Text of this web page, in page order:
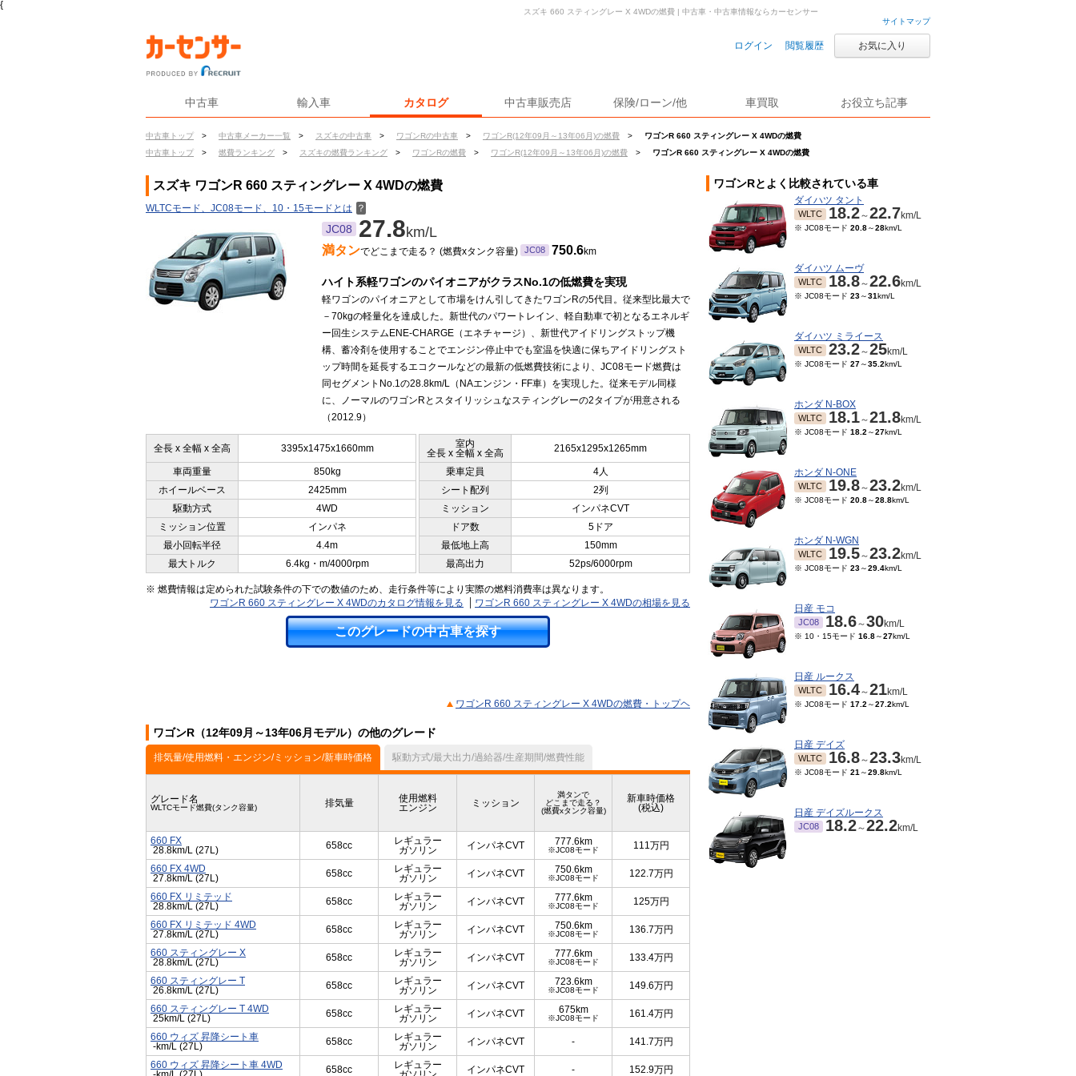
{
サイトマップ
ログイン 閲覧履歴 お気に入り
中古車 輸入車 カタログ 中古車販売店 保険/ローン/他 車買取 お役立ち記事
中古車トップ > 中古車メーカー一覧 > スズキの中古車 > ワゴンRの中古車 > ワゴンR(12年09月～13年06月)の燃費 >
ワゴンR 660 スティングレー X 4WDの燃費
中古車トップ
> 燃費ランキング > スズキの燃費ランキング > ワゴンRの燃費 > ワゴンR(12年09月～13年06月)の燃費 > ワゴンR 660 スティングレー X 4WDの燃費
スズキ 660 スティングレー X 4WDの燃費 | 中古車・中古車情報ならカーセンサー
スズキ ワゴンR 660 スティングレー X 4WDの燃費
WLTCモード、JC08モード、10・15モードとは ？
JC08 27.8km/L
満タンでどこまで走る？ (燃費xタンク容量) JC08 750.6km
ハイト系軽ワゴンのパイオニアがクラスNo.1の低燃費を実現
軽ワゴンのパイオニアとして市場をけん引してきたワゴンRの5代目。従来型比最大で
－70kgの軽量化を達成した。新世代のパワートレイン、軽自動車で初となるエネルギ
ー回生システムENE-CHARGE（エネチャージ）、新世代アイドリングストップ機
構、蓄冷剤を使用することでエンジン停止中でも室温を快適に保ちアイドリングスト
ップ時間を延長するエコクールなどの最新の低燃費技術により、JC08モード燃費は
同セグメントNo.1の28.8km/L（NAエンジン・FF車）を実現した。従来モデル同様
に、ノーマルのワゴンRとスタイリッシュなスティングレーの2タイプが用意される
（2012.9）
全長 x 全幅 x 全高 3395x1475x1660mm
室内
全長 x 全幅 x 全高
2165x1295x1265mm
車両重量 850kg 乗車定員
4人
ホイールベース
2425mm シート配列
2列
駆動方式
4WD ミッション
インパネCVT
ミッション位置
インパネ ドア数
5ドア
最小回転半径
4.4m 最低地上高
150mm
最大トルク
6.4kg・m/4000rpm 最高出力 52ps/6000rpm
※ 燃費情報は定められた試験条件の下での数値のため、走行条件等により実際の燃料消費率は異なります。
ワゴンR 660 スティングレー X 4WDのカタログ情報を見る
ワゴンR 660 スティングレー X 4WDの相場を見る
このグレードの中古車を探す
ワゴンR 660 スティングレー X 4WDの燃費・トップヘ
ワゴンR（12年09月～13年06月モデル）の他のグレード
排気量/使用燃料・エンジン/ミッション/新車時価格 駆動方式/最大出力/過給器/生産期間/燃費性能
グレード名
WLTCモード燃費(タンク容量) 排気量
使用燃料
エンジン
ミッション
満タンで
どこまで走る？
(燃費xタンク容量)
新車時価格
(税込)
660 FX
28.8km/L (27L)
658cc
レギュラー
ガソリン
インパネCVT 777.6km
※JC08モード 111万円
660 FX 4WD
27.8km/L (27L)
658cc
レギュラー
ガソリン
インパネCVT 750.6km
※JC08モード 122.7万円
660 FX リミテッド
28.8km/L (27L)
658cc
レギュラー
ガソリン
インパネCVT 777.6km
※JC08モード 125万円
660 FX リミテッド 4WD
27.8km/L (27L)
658cc
レギュラー
ガソリン
インパネCVT 750.6km
※JC08モード 136.7万円
660 スティングレー X
28.8km/L (27L)
658cc
レギュラー
ガソリン
インパネCVT 777.6km
※JC08モード 133.4万円
660 スティングレー T
26.8km/L (27L)
658cc
レギュラー
ガソリン
インパネCVT 723.6km
※JC08モード 149.6万円
660 スティングレー T 4WD
25km/L (27L)
658cc
レギュラー
ガソリン
インパネCVT 675km
※JC08モード 161.4万円
660 ウィズ 昇降シート車
-km/L (27L)
658cc
レギュラー
ガソリン
インパネCVT - 141.7万円
660 ウィズ 昇降シート車 4WD
658cc
レギュラー
インパネCVT - 152.9万円
ワゴンRとよく比較されている車
ダイハツ タント
WLTC 18.2～22.7km/L
※ JC08モード 20.8～28km/L
ダイハツ ムーヴ
WLTC 18.8～22.6km/L
※ JC08モード 23～31km/L
ダイハツ ミライース
WLTC 23.2～25km/L
※ JC08モード 27～35.2km/L
ホンダ N-BOX
WLTC 18.1～21.8km/L
※ JC08モード 18.2 ～27km/L
ホンダ N-ONE
WLTC 19.8～23.2km/L
※ JC08モード 20.8～28.8km/L
ホンダ N-WGN
WLTC 19.5～23.2km/L
※ JC08モード 23～29.4km/L
日産 モコ
JC08 18.6～30km/L
※ 10・15モード 16.8～27km/L
日産 ルークス
WLTC 16.4～21km/L
※ JC08モード 17.2 ～27.2km/L
日産 デイズ
WLTC 16.8～23.3km/L
※ JC08モード 21 ～29.8km/L
日産 デイズルークス
JC08 18.2～22.2km/L